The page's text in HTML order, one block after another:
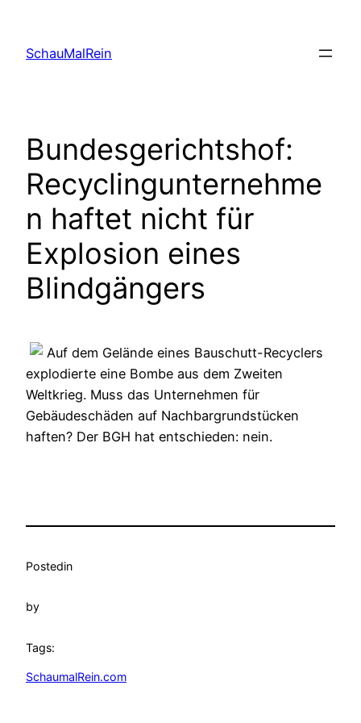
content
SchauMalRein
Bundesgerichtshof:
Recyclingunternehme
n haftet nicht für
Explosion eines
Blindgängers
Auf dem Gelände eines Bauschutt-Recyclers
explodierte eine Bombe aus dem Zweiten
Weltkrieg. Muss das Unternehmen für
Gebäudeschäden auf Nachbargrundstücken
haften? Der BGH hat entschieden: nein.
Postedin
by
Tags:
SchaumalRein.com